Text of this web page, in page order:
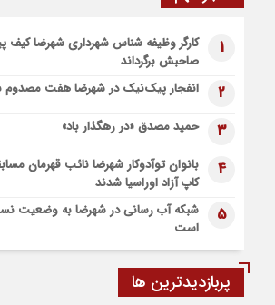
پیاده روی اربعین، ادامه نهضت حسینی است
اعزام موکب بقیه الله الاعظم (عج) از
قطار زیارتی مشهد مقدس در مسیر شهرضا و
1
کارگر وظیفه شناس شهرداری شهرضا کیف
صاحبش برگرداند
2 انفجار پیک‌نیک در شهرضا هفت مصدوم
3 حمید مصدق «در رهگذار باد»
4
بانوان توآدوکار شهرضا نائب قهرمان
کاپ آزاد اوراسیا شدند
5
شبکه آب رسانی در شهرضا به وضعیت
است
پربازدیدترین ها